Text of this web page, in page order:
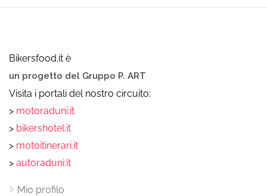
Bikersfood.it è
un progetto del Gruppo P. ART
Visita i portali del nostro circuito:
> motoraduni.it
> bikershotel.it
> motoitinerari.it
> autoraduni.it
Mio profilo